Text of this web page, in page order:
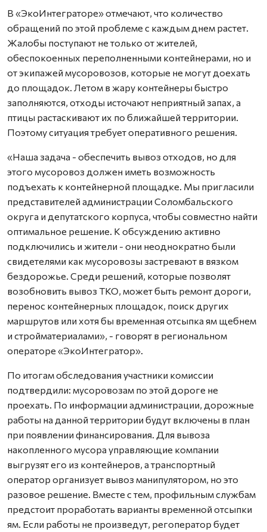
В «ЭкоИнтеграторе» отмечают, что количество
обращений по этой проблеме с каждым днем растет.
Жалобы поступают не только от жителей,
обеспокоенных переполненными контейнерами, но и
от экипажей мусоровозов, которые не могут доехать
до площадок. Летом в жару контейнеры быстро
заполняются, отходы источают неприятный запах, а
птицы растаскивают их по ближайшей территории.
Поэтому ситуация требует оперативного решения.
«Наша задача - обеспечить вывоз отходов, но для
этого мусоровоз должен иметь возможность
подъехать к контейнерной площадке. Мы пригласили
представителей администрации Соломбальского
округа и депутатского корпуса, чтобы совместно найти
оптимальное решение. К обсуждению активно
подключились и жители - они неоднократно были
свидетелями как мусоровозы застревают в вязком
бездорожье. Среди решений, которые позволят
возобновить вывоз ТКО, может быть ремонт дороги,
перенос контейнерных площадок, поиск других
маршрутов или хотя бы временная отсыпка ям щебнем
и стройматериалами», - говорят в региональном
операторе «ЭкоИнтегратор».
По итогам обследования участники комиссии
подтвердили: мусоровозам по этой дороге не
проехать. По информации администрации, дорожные
работы на данной территории будут включены в план
при появлении финансирования. Для вывоза
накопленного мусора управляющие компании
выгрузят его из контейнеров, а транспортный
оператор организует вывоз манипулятором, но это
разовое решение. Вместе с тем, профильным службам
предстоит проработать варианты временной отсыпки
ям. Если работы не произведут, регоператор будет